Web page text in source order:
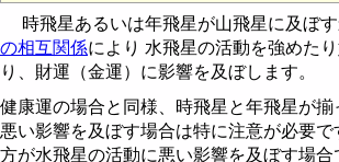
時飛星あるいは年飛星が山飛星に及ぼ
の相互関係により 水飛星の活動を強めたり妨害することによ
り、財運（金運）に影響を及ぼします。
健康運の場合と同様、時飛星と年飛星が揃
悪い影響を及ぼす場合は特に注意が必要ですが、 ど
方が水飛星の活動に悪い影響を及ぼす場合